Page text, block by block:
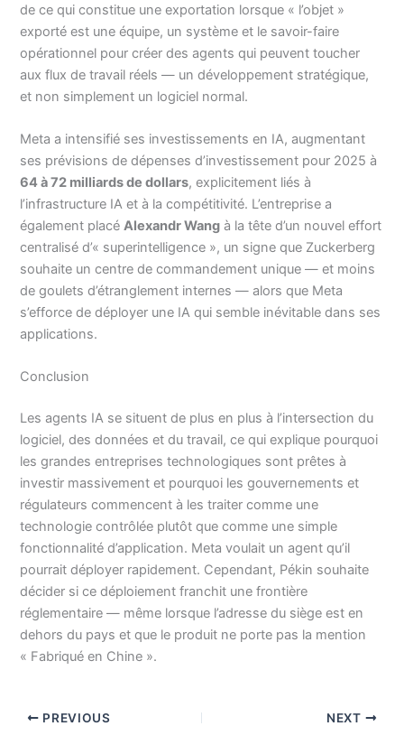
de ce qui constitue une exportation lorsque « l’objet »
exporté est une équipe, un système et le savoir-faire
opérationnel pour créer des agents qui peuvent toucher
aux flux de travail réels — un développement stratégique,
et non simplement un logiciel normal.
Meta a intensifié ses investissements en IA, augmentant
ses prévisions de dépenses d’investissement pour 2025 à
64 à 72 milliards de dollars, explicitement liés à
l’infrastructure IA et à la compétitivité. L’entreprise a
également placéAlexandr Wang à la tête d’un nouvel effort
centralisé d’« superintelligence », un signe que Zuckerberg
souhaite un centre de commandement unique — et moins
de goulets d’étranglement internes — alors que Meta
s’efforce de déployer une IA qui semble inévitable dans ses
applications.
Conclusion
Les agents IA se situent de plus en plus à l’intersection du
logiciel, des données et du travail, ce qui explique pourquoi
les grandes entreprises technologiques sont prêtes à
investir massivement et pourquoi les gouvernements et
régulateurs commencent à les traiter comme une
technologie contrôlée plutôt que comme une simple
fonctionnalité d’application. Meta voulait un agent qu’il
pourrait déployer rapidement. Cependant, Pékin souhaite
décider si ce déploiement franchit une frontière
réglementaire — même lorsque l’adresse du siège est en
dehors du pays et que le produit ne porte pas la mention
« Fabriqué en Chine ».
PREVIOUS NEXT